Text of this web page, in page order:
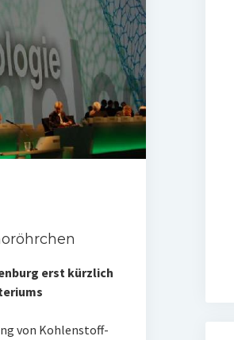
erst kürzlich
von Kohlenstoff-